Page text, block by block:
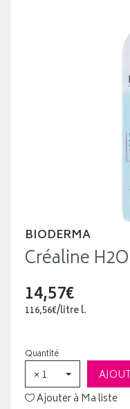
BIODERMA
Créaline
14,57€
116,56€/litrel.
Quantité
× 1
Ajouter à Ma liste